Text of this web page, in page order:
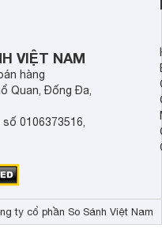
VIỆT NAM
hàng
Quan, Đống Đa,
0106373516,
ty cổ phần So Sánh Việt Nam